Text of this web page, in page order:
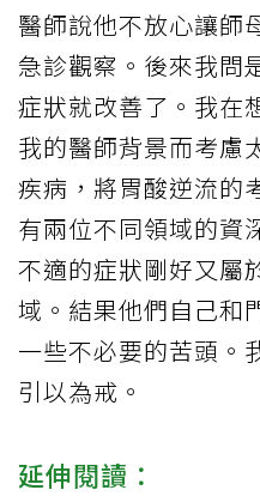
醫師說他不放心讓師
急診觀察。後來我問
症狀就改善了。我在
我的醫師背景而考慮
疾病，將胃酸逆流的
有兩位不同領域的資
不適的症狀剛好又屬
域。結果他們自己和
一些不必要的苦頭。
引以為戒。
延伸閱讀：